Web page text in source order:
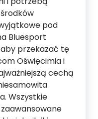
pod
Bluesport
przekazać tę
Oświęcimia i
cechą
Wszystkie